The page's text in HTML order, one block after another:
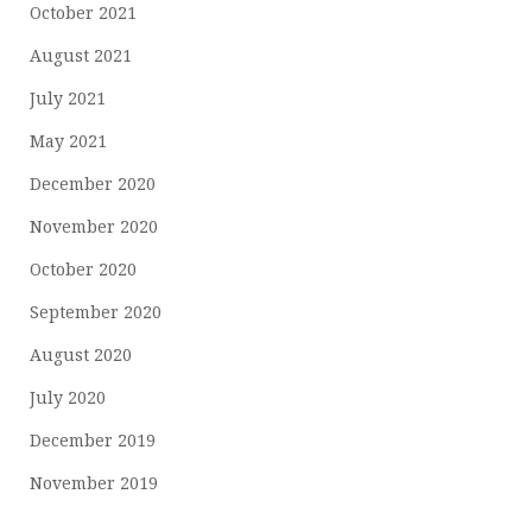
October 2021
August 2021
July 2021
May 2021
December 2020
November 2020
October 2020
September 2020
August 2020
July 2020
December 2019
November 2019